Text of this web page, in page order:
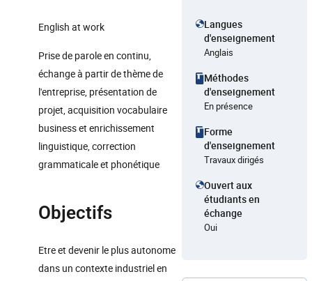
English at work
Prise de parole en continu,
échange à partir de thème de
l'entreprise, présentation de
projet, acquisition vocabulaire
business et enrichissement
linguistique, correction
grammaticale et phonétique
Objectifs
Etre et devenir le plus autonome
dans un contexte industriel en
Langues
d'enseignement
Anglais
Méthodes
d'enseignement
En présence
Forme
d'enseignement
Travaux dirigés
Ouvert aux
étudiants en
échange
Oui